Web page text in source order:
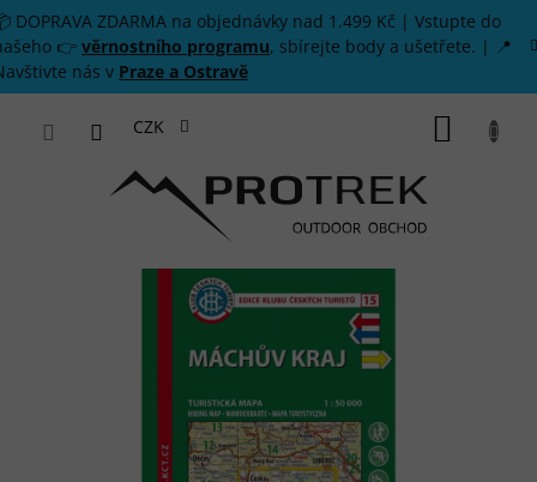
Přejít na obsah
DOPRAVA ZDARMA na objednávky nad 1.499 Kč | Vstupte do
👉 věrnostního programu, sbírejte body a ušetřete. | 📍
nás v Praze a Ostravě
CZK